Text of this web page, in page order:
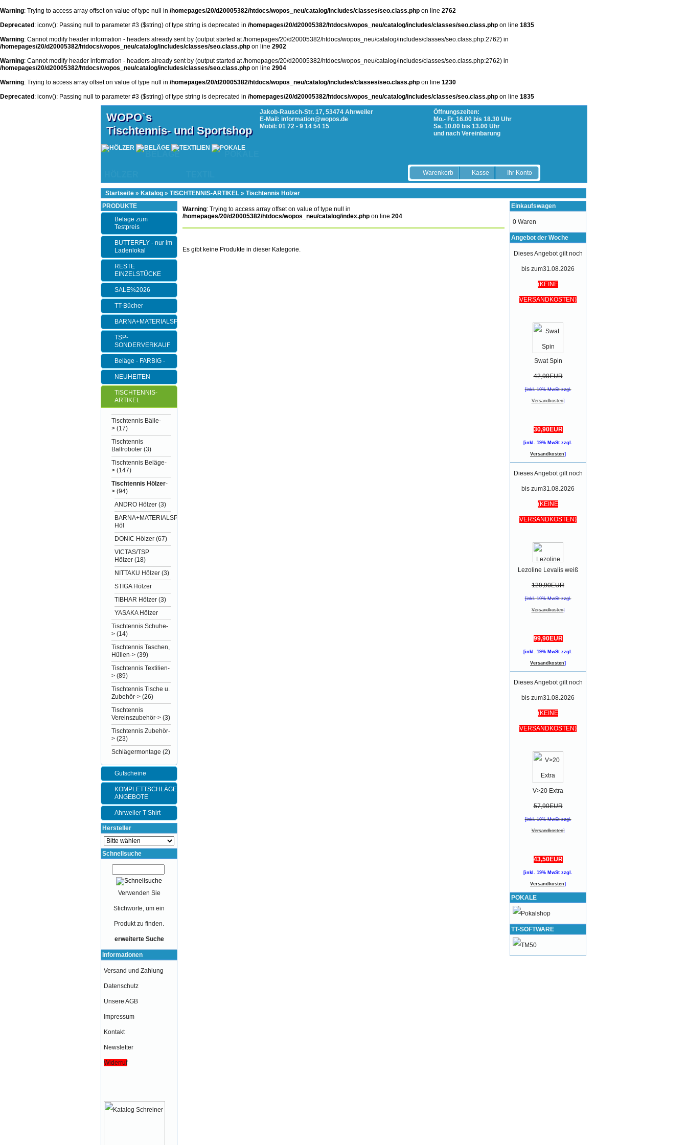
Warning: Trying to access array offset on value of type null in /homepages/20/d20005382/htdocs/wopos_neu/catalog/includes/classes/seo.class.php on line 2762
Deprecated : iconv(): Passing null to parameter #3 ($string) of type string is deprecated in /homepages/20/d20005382/htdocs/wopos_neu/catalog/includes/classes/seo.class.php on line 1835
Warning: Cannot modify header information - headers already sent by (output started at /homepages/20/d20005382/htdocs/wopos_neu/catalog/includes/classes/seo.class.php:2762) in
/homepages/20/d20005382/htdocs/wopos_neu/catalog/includes/classes/seo.class.php on line 2902
Warning: Cannot modify header information - headers already sent by (output started at /homepages/20/d20005382/htdocs/wopos_neu/catalog/includes/classes/seo.class.php:2762) in
/homepages/20/d20005382/htdocs/wopos_neu/catalog/includes/classes/seo.class.php on line 2904
Warning: Trying to access array offset on value of type null in /homepages/20/d20005382/htdocs/wopos_neu/catalog/includes/classes/seo.class.php on line 1230
Deprecated : iconv(): Passing null to parameter #3 ($string) of type string is deprecated in /homepages/20/d20005382/htdocs/wopos_neu/catalog/includes/classes/seo.class.php on line 1835
WOPO`s
Tischtennis- und Sportshop
Jakob-Rausch-Str. 17, 53474 Ahrweiler
E-Mail: information@wopos.de
Mobil: 01 72 - 9 14 54 15
Öffnungszeiten:
Mo.- Fr. 16.00 bis 18.30 Uhr
Sa. 10.00 bis 13.00 Uhr
und nach Vereinbarung
BELÄGE
Warenkorb Kasse Ihr Konto
Startseite » Katalog » TISCHTENNIS-ARTIKEL » Tischtennis Hölzer
Warning: Trying to access array offset on value of type null in
/homepages/20/d20005382/htdocs/wopos_neu/catalog/index.php on line 204
Es gibt keine Produkte in dieser Kategorie.
PRODUKTE
Beläge zum
Testpreis
BUTTERFLY - nur im
Ladenlokal
RESTE
EINZELSTÜCKE
SALE%2026
TT-Bücher
BARNA+MATERIALSPEZI
TSP-
SONDERVERKAUF
Beläge - FARBIG -
NEUHEITEN
TISCHTENNIS-
ARTIKEL
Tischtennis Bälle-
> (17)
Tischtennis
Ballroboter (3)
Tischtennis Beläge-
> (147)
Tischtennis Hölzer-
> (94)
ANDRO Hölzer (3)
BARNA+MATERIALSPEZI
Höl
DONIC Hölzer (67)
VICTAS/TSP
Hölzer (18)
NITTAKU Hölzer (3)
STIGA Hölzer
TIBHAR Hölzer (3)
YASAKA Hölzer
Tischtennis Schuhe-
> (14)
Tischtennis Taschen,
Hüllen-> (39)
Tischtennis Textilien-
> (89)
Tischtennis Tische u.
Zubehör-> (26)
Tischtennis
Vereinszubehör-> (3)
Tischtennis Zubehör-
> (23)
Schlägermontage (2)
Gutscheine
KOMPLETTSCHLÄGER-
ANGEBOTE
Ahrweiler T-Shirt
Hersteller
Schnellsuche
Verwenden Sie
Stichworte, um ein
Produkt zu finden.
erweiterte Suche
Informationen
Versand und Zahlung
Datenschutz
Unsere AGB
Impressum
Kontakt
Newsletter
Widerruf
Einkaufswagen
0 Waren
Angebot der Woche
Dieses Angebot gilt noch
bis zum31.08.2026
(KEINE
VERSANDKOSTEN)
Swat Spin
42,90EUR
[inkl. 19% MwSt zzgl.
Versandkosten]
30,90EUR
[inkl. 19% MwSt zzgl.
Versandkosten]
Dieses Angebot gilt noch
bis zum31.08.2026
(KEINE
VERSANDKOSTEN)
Lezoline Levalis weiß
129,90EUR
[inkl. 19% MwSt zzgl.
Versandkosten]
99,90EUR
[inkl. 19% MwSt zzgl.
Versandkosten]
Dieses Angebot gilt noch
bis zum31.08.2026
(KEINE
VERSANDKOSTEN)
V>20 Extra
57,90EUR
[inkl. 19% MwSt zzgl.
Versandkosten]
43,50EUR
[inkl. 19% MwSt zzgl.
Versandkosten]
POKALE
TT-SOFTWARE